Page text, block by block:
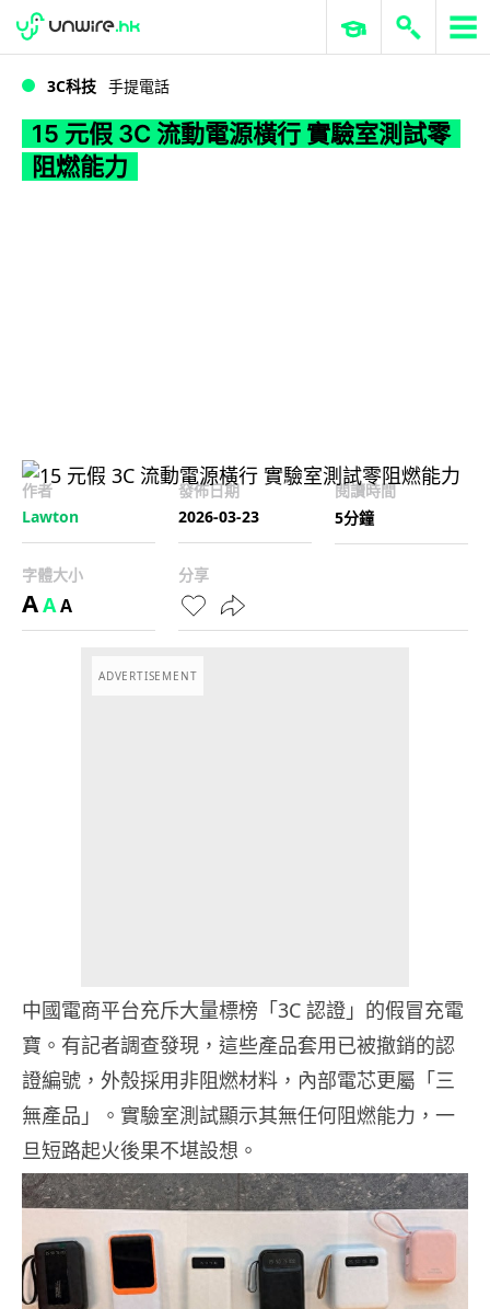
WWDC 2026 ERP 與商業 AI
3C科技 手提電話
15 元假 3C 流動電源橫行 實驗室測試零
阻燃能力
作者
Lawton
發佈日期
2026-03-23
閱讀時間
5分鐘
字體大小
AAA
分享
ADVERTISEMENT
中國電商平台充斥大量標榜「3C 認證」的假冒充電
寶。有記者調查發現，這些產品套用已被撤銷的認
證編號，外殼採用非阻燃材料，內部電芯更屬「三
無產品」。實驗室測試顯示其無任何阻燃能力，一
旦短路起火後果不堪設想。